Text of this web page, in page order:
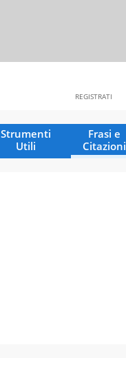
REGISTRATI
Strumenti
Utili
Frasi e
Citazioni